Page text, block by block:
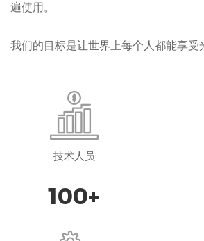
遍使用。
我们的目标是让世界上每个人都能享受
技术人员
100+